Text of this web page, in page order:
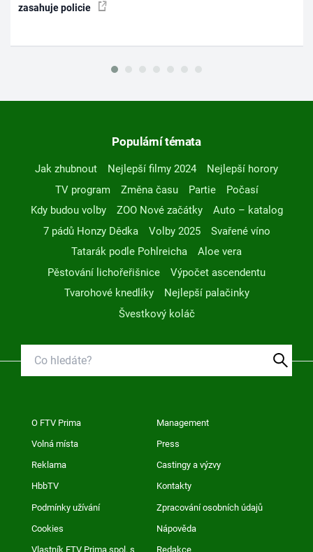
zasahuje policie
Populární témata
Jak zhubnout Nejlepší filmy 2024
Nejlepší horory
TV program
Změna času Partie
Počasí
Kdy budou volby
ZOO Nové začátky
Auto – katalog
7 pádů Honzy Dědka
Volby 2025
Svařené víno
Tatarák podle Pohlreicha
Aloe vera
Pěstování lichořeřišnice
Výpočet ascendentu
Tvarohové knedlíky
Nejlepší palačinky
Švestkový koláč
O FTV Prima Management
Volná místa Press
Reklama Castingy a výzvy
HbbTV Kontakty
Podmínky užívání Zpracování osobních údajů
Cookies Nápověda
Vlastník FTV Prima spol. s Redakce